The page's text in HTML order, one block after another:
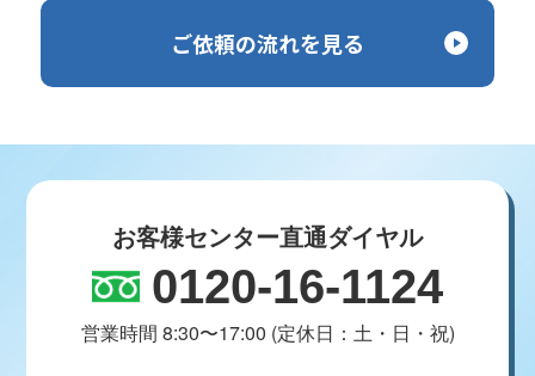
ご依頼の流れを見る
お客様センター直通ダイヤル
0120-16-1124
営業時間 8:30〜17:00 (定休日：土・日・祝)